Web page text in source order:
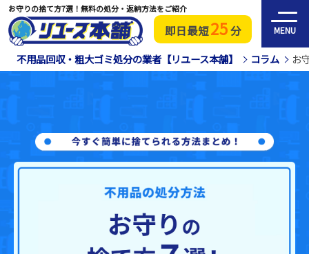
即日最短25分 MENU
お守りの捨て方7選！無料の処分・返納方法をご紹介
不用品回収・粗大ゴミ処分の業者【リユース本舗】 コラム お